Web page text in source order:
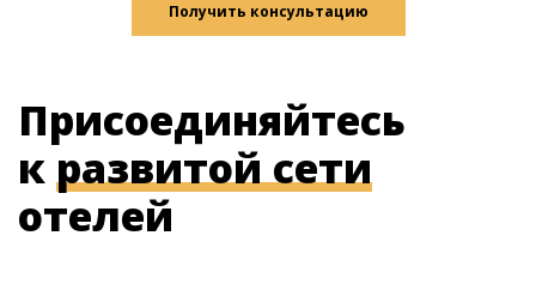
Получить консультацию
Присоединяйтесь
кразвитой сети
отелей